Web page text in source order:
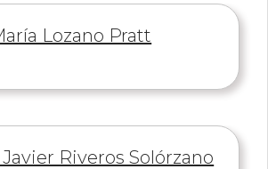
Lozano Pratt
Riveros Solórzano